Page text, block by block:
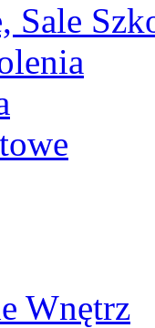
Sale
Wnętrz